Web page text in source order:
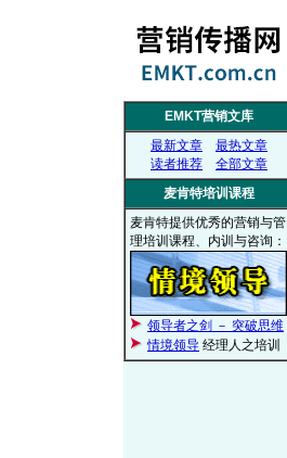
EMKT营销文库
最新文章
最热文章
读者推荐
全部文章
麦肯特培训课程
麦肯特提供优秀的营销与管
理培训课程、内训与咨询：
领导者之剑 － 突破思维
情境领导 经理人之培训